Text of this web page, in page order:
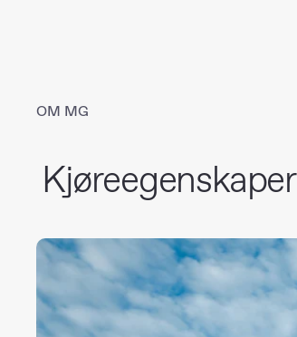
OM MG
Kjøreegenskaper